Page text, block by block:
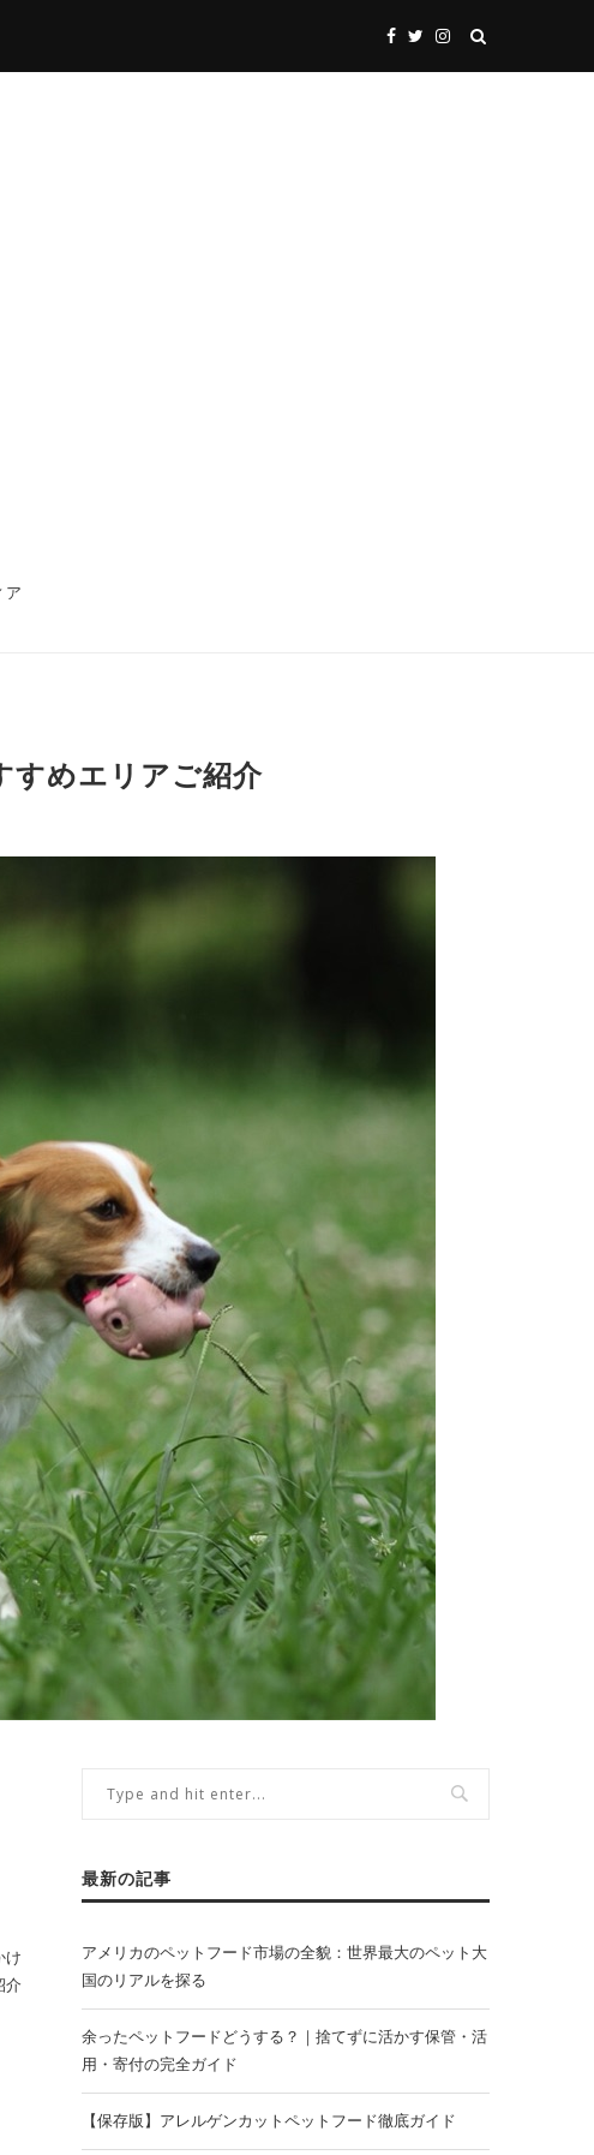
すめエリアご紹介
け
介
最新の記事
アメリカのペットフード市場の全貌：世界最大のペット大
国のリアルを探る
余ったペットフードどうする？｜捨てずに活かす保管・活
用・寄付の完全ガイド
【保存版】アレルゲンカットペットフード徹底ガイド